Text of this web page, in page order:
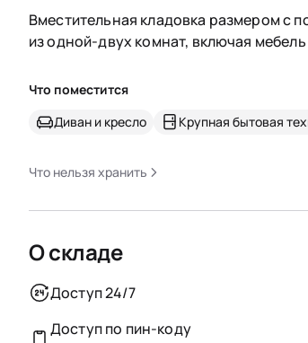
Вместительная кладовка размером с
из одной-двух комнат, включая мебель
Что поместится
Диван и кресло
Крупная бытовая
Что нельзя хранить
О складе
Доступ 24/7
Доступ по пин-коду